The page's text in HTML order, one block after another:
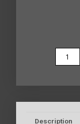
Description